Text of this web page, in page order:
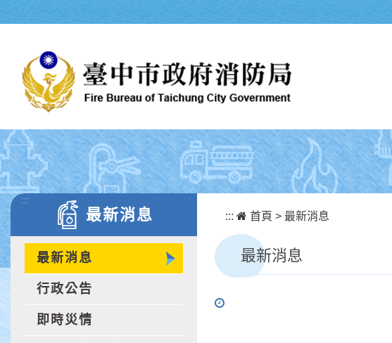
:::
最新消息
最新消息
行政公告
即時災情
::: 首頁 > 最新消息
最新消息